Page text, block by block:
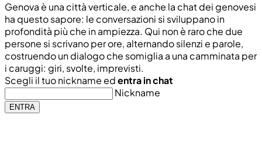
Genova è una città verticale, e anche la chat dei genovesi
ha questo sapore: le conversazioni si sviluppano in
profondità più che in ampiezza. Qui non è raro che due
persone si scrivano per ore, alternando silenzi e parole,
costruendo un dialogo che somiglia a una camminata per
i caruggi: giri, svolte, imprevisti.
Scegli il tuo nickname edentra in chat
Nickname
ENTRA